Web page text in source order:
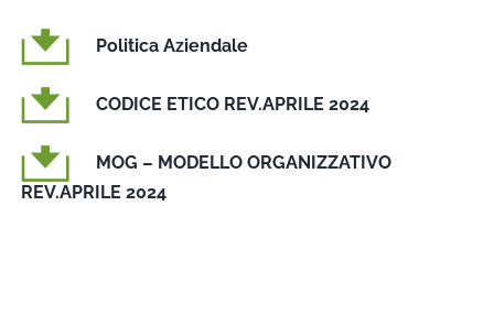
Politica Aziendale
CODICE ETICO REV.APRILE 2024
MOG – MODELLO ORGANIZZATIVO
REV.APRILE 2024